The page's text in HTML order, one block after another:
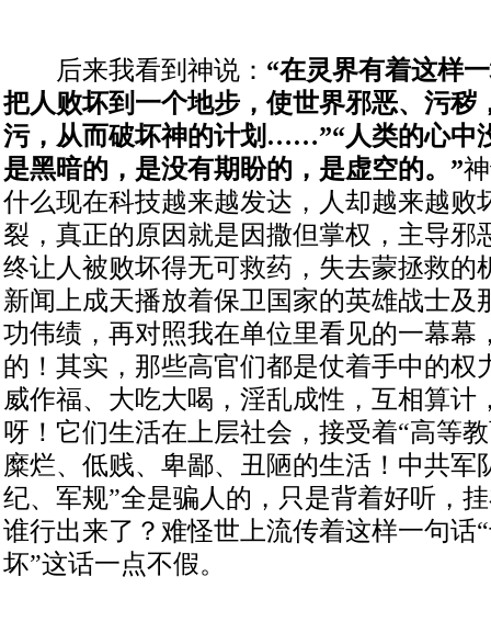
后来我看到神说： “在灵界有着这样
把人败坏到一个地步，使世界邪恶、污秽
污，从而破坏神的计划……”“人类的心中
是黑暗的，是没有期盼的，是虚空的。”
什么现在科技越来越发达，人却越来越败
裂，真正的原因就是因撒但掌权，主导邪
终让人被败坏得无可救药，失去蒙拯救的
新闻上成天播放着保卫国家的英雄战士及
功伟绩，再对照我在单位里看见的一幕幕
的！其实，那些高官们都是仗着手中的权
威作福、大吃大喝，淫乱成性，互相算计
呀！它们生活在上层社会，接受着“高等
糜烂、低贱、卑鄙、丑陋的生活！中共军
纪、军规”全是骗人的，只是背着好听，
谁行出来了？难怪世上流传着这样一句话
坏”这话一点不假。